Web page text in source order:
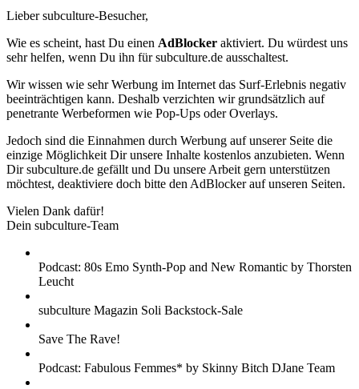
Lieber subculture-Besucher,
Wie es scheint, hast Du einen AdBlocker aktiviert. Du würdest uns
sehr helfen, wenn Du ihn für subculture.de ausschaltest.
Wir wissen wie sehr Werbung im Internet das Surf-Erlebnis negativ
beeinträchtigen kann. Deshalb verzichten wir grundsätzlich auf
penetrante Werbeformen wie Pop-Ups oder Overlays.
Jedoch sind die Einnahmen durch Werbung auf unserer Seite die
einzige Möglichkeit Dir unsere Inhalte kostenlos anzubieten. Wenn
Dir subculture.de gefällt und Du unsere Arbeit gern unterstützen
möchtest, deaktiviere doch bitte den AdBlocker auf unseren Seiten.
Vielen Dank dafür!
Dein subculture-Team
Podcast: 80s Emo Synth-Pop and New Romantic by Thorsten
Leucht
subculture Magazin Soli Backstock-Sale
Save The Rave!
Podcast: Fabulous Femmes* by Skinny Bitch DJane Team